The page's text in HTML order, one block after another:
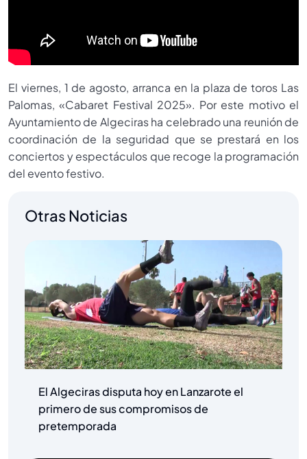
El viernes, 1 de agosto, arranca en la plaza de toros Las
Palomas, «Cabaret Festival 2025». Por este motivo el
Ayuntamiento de Algeciras ha celebrado una reunión de
coordinación de la seguridad que se prestará en los
conciertos y espectáculos que recoge la programación
del evento festivo.
Otras Noticias
El Algeciras disputa hoy en Lanzarote el
primero de sus compromisos de
pretemporada